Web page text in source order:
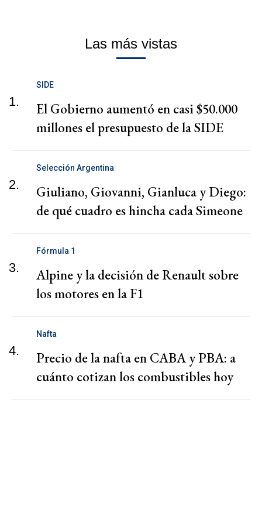
Las más vistas
1.
SIDE
El Gobierno aumentó en casi $50.000
millones el presupuesto de la SIDE
2.
Selección Argentina
Giuliano, Giovanni, Gianluca y Diego:
de qué cuadro es hincha cada Simeone
3.
Fórmula 1
Alpine y la decisión de Renault sobre
los motores en la F1
4.
Nafta
Precio de la nafta en CABA y PBA: a
cuánto cotizan los combustibles hoy